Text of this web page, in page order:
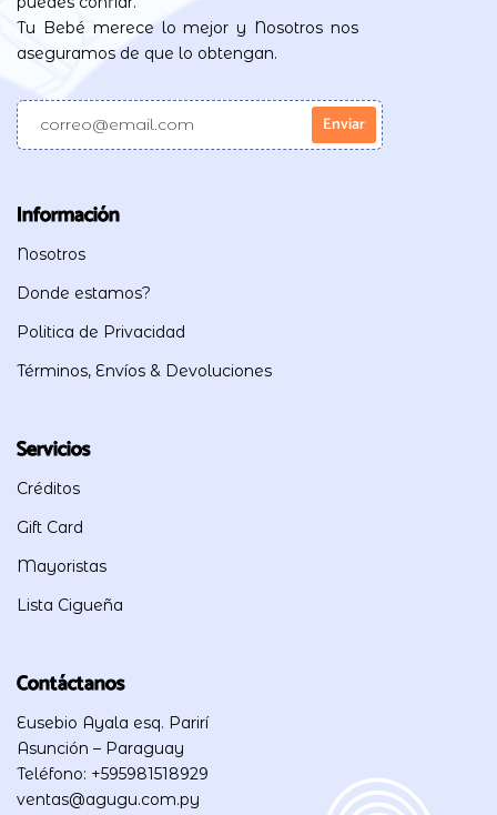
Tu Bebé merece lo mejor y Nosotros nos
aseguramos de que lo obtengan.
Información
Nosotros
Donde estamos?
Politica de Privacidad
Términos, Envíos & Devoluciones
Servicios
Créditos
Gift Card
Mayoristas
Lista Cigueña
Contáctanos
Eusebio Ayala esq. Parirí
Asunción – Paraguay
Teléfono: +595981518929
ventas@agugu.com.py